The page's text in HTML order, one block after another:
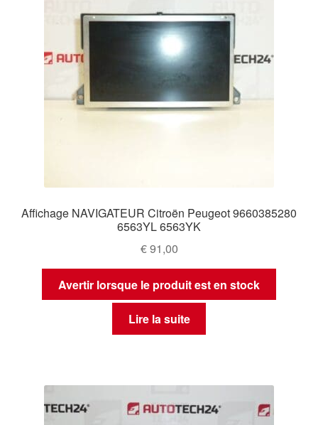
ancien
Affichage NAVIGATEUR Citroën Peugeot 9660385280
6563YL 6563YK
€91,00
Avertir lorsque le produit est en stock
Lire la suite